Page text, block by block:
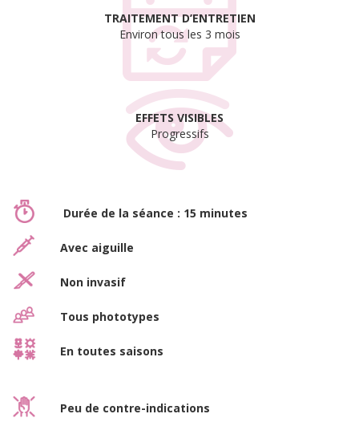
TRAITEMENT D’ENTRETIEN
Environ tous les 3 mois
EFFETS VISIBLES
Progressifs
Durée de la séance : 15 minutes
Avec aiguille
Non invasif
Tous phototypes
En toutes saisons
Peu de contre-indications